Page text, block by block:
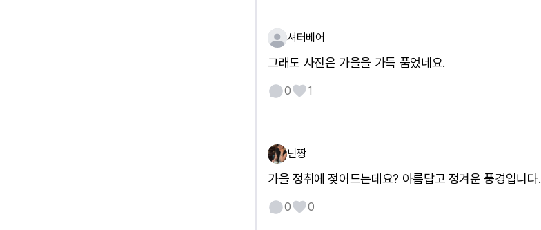
셔터베어
그래도 사진은 가을을 가득 품었네요.
0 1
닌짱
가을 정취에 젖어드는데요? 아름답고 정겨운 풍경입니다.
0 0